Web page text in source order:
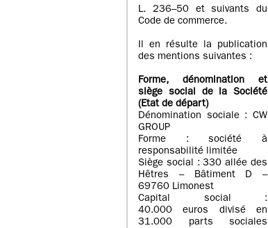
L. 236–50 et suivants du
Code de commerce.
Il en résulte la publication
des mentions suivantes :
Forme, dénomination et
siège social de la Société
(Etatde départ)
Dénomination sociale : CW
GROUP
Forme : société à
responsabilité limitée
Siège social : 330 allée des
Hêtres – Bâtiment D –
69760 Limonest
Capital social :
40.000 euros divisé en
31.000 parts sociales